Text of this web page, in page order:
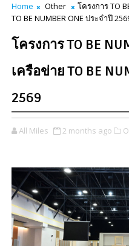
Home Other
โครงการ TO
TO BE NUMBER ONE ประจำปี
โครงการ TO BE
เครือข่าย TO BE
2569
All Miles 2 months ago